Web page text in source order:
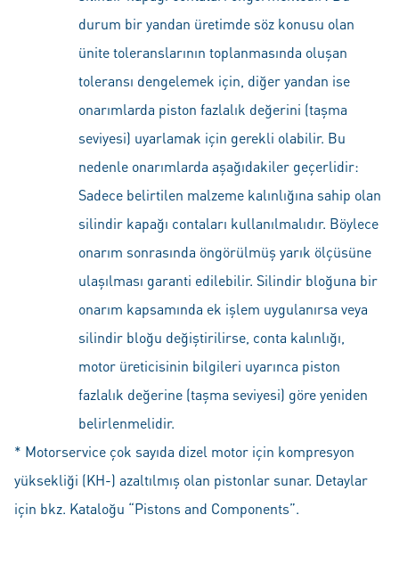
durum bir yandan üretimde söz konusu olan
ünite toleranslarının toplanmasında oluşan
toleransı dengelemek için, diğer yandan ise
onarımlarda piston fazlalık değerini (taşma
seviyesi) uyarlamak için gerekli olabilir. Bu
nedenle onarımlarda aşağıdakiler geçerlidir:
Sadece belirtilen malzeme kalınlığına sahip olan
silindir kapağı contaları kullanılmalıdır. Böylece
onarım sonrasında öngörülmüş yarık ölçüsüne
ulaşılması garanti edilebilir. Silindir bloğuna bir
onarım kapsamında ek işlem uygulanırsa veya
silindir bloğu değiştirilirse, conta kalınlığı,
motor üreticisinin bilgileri uyarınca piston
fazlalık değerine (taşma seviyesi) göre yeniden
belirlenmelidir.
* Motorservice çok sayıda dizel motor için kompresyon
yüksekliği (KH-) azaltılmış olan pistonlar sunar. Detaylar
için bkz. Kataloğu “Pistons and Components”.